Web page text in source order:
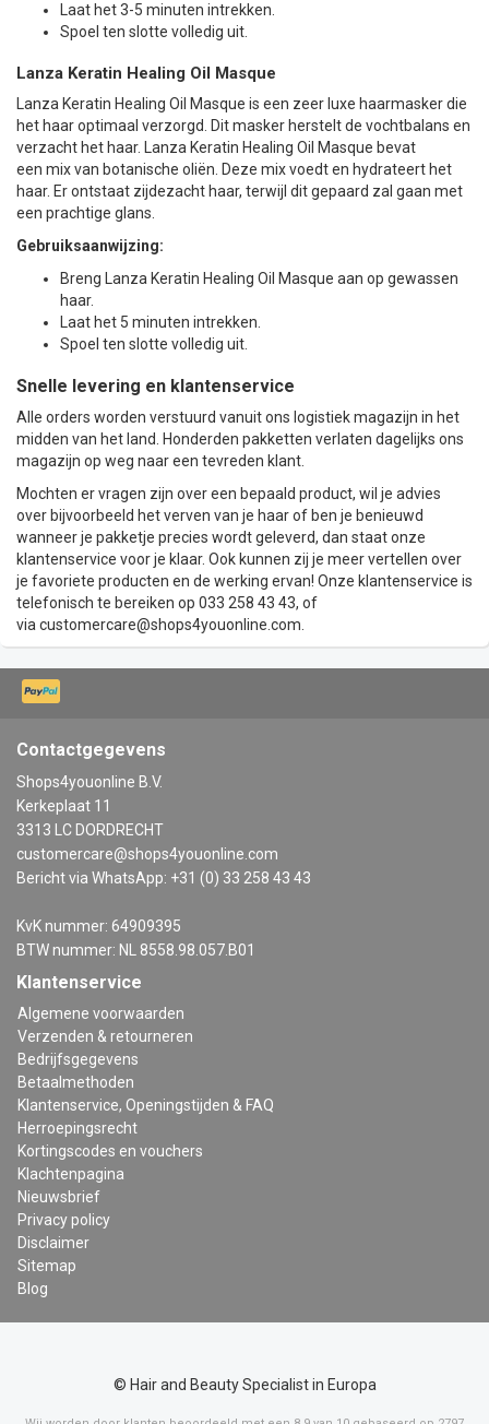
Laat het 3-5 minuten intrekken.
Spoel ten slotte volledig uit.
Lanza Keratin Healing Oil Masque
Lanza Keratin Healing Oil Masque is een zeer luxe haarmasker die
het haar optimaal verzorgd. Dit masker herstelt de vochtbalans en
verzacht het haar. Lanza Keratin Healing Oil Masque bevat
een mix van botanische oliën. Deze mix voedt en hydrateert het
haar. Er ontstaat zijdezacht haar, terwijl dit gepaard zal gaan met
een prachtige glans.
Gebruiksaanwijzing:
Breng Lanza Keratin Healing Oil Masque aan op gewassen
haar.
Laat het 5 minuten intrekken.
Spoel ten slotte volledig uit.
Snelle levering en klantenservice
Alle orders worden verstuurd vanuit ons logistiek magazijn in het
midden van het land. Honderden pakketten verlaten dagelijks ons
magazijn op weg naar een tevreden klant.
Mochten er vragen zijn over een bepaald product, wil je advies
over bijvoorbeeld het verven van je haar of ben je benieuwd
wanneer je pakketje precies wordt geleverd, dan staat onze
klantenservice voor je klaar. Ook kunnen zij je meer vertellen over
je favoriete producten en de werking ervan! Onze klantenservice is
telefonisch te bereiken op 033 258 43 43, of
viacustomercare@shops4youonline.com.
Contactgegevens
Shops4youonline B.V.
Kerkeplaat 11
3313 LC DORDRECHT
customercare@shops4youonline.com
Bericht via WhatsApp: +31 (0) 33 258 43 43
KvK nummer: 64909395
BTW nummer: NL 8558.98.057.B01
Klantenservice
Algemene voorwaarden
Verzenden & retourneren
Bedrijfsgegevens
Betaalmethoden
Klantenservice, Openingstijden & FAQ
Herroepingsrecht
Kortingscodes en vouchers
Klachtenpagina
Nieuwsbrief
Privacy policy
Disclaimer
Sitemap
Blog
© Hair and Beauty Specialist in Europa